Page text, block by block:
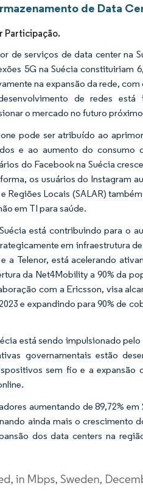
de Data
Participação.
de serviços de data center na
5G na Suécia constituiriam
na expansão da rede,
de redes está
o mercado no futuro
pode ser atribuído ao
e ao aumento do consumo
do Facebook na Suécia
os usuários do Instagram
Regiões Locais (SALAR)
em TI para saúde.
está contribuindo para o
em infraestrutura
Telenor, está acelerando
da Net4Mobility a 90% da
com a Ericsson, visa
e expandindo para 90% de
está sendo impulsionado
governamentais estão
sem fio e a
aumentando de 89,72% em
ainda mais o crescimento
dos data centers na